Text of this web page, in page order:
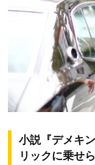
小説『デメキ
リックに乗せ